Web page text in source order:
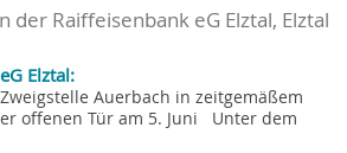
der Raiffeisenbank eG Elztal, Elztal
Elztal:
Auerbach in zeitgemäßem
offenen Tür am 5. Juni Unter dem